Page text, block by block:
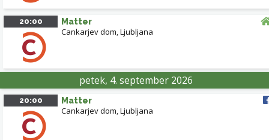
20:00 Matter
Cankarjev dom,Ljubljana
petek, 4. september 2026
20:00 Matter
Cankarjev dom,Ljubljana